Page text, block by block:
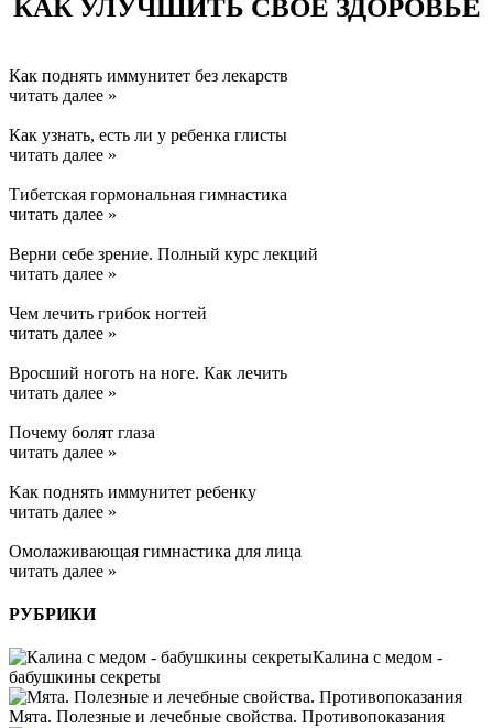
КАК УЛУЧШИТЬ СВОЕ ЗДОРОВЬЕ
Как поднять иммунитет без лекарств
читать далее »
Как узнать, есть ли у ребенка глисты
читать далее »
Тибетская гормональная гимнастика
читать далее »
Верни себе зрение. Полный курс лекций
читать далее »
Чем лечить грибок ногтей
читать далее »
Вросший ноготь на ноге. Как лечить
читать далее »
Почему болят глаза
читать далее »
Kак поднять иммунитет ребенку
читать далее »
Омолаживающая гимнастика для лица
читать далее »
РУБРИКИ
Калина с медом -
бабушкины секреты
Мята. Полезные и лечебные свойства. Противопоказания